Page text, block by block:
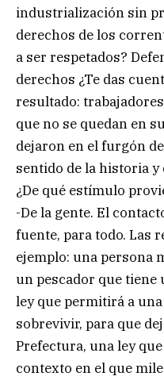
industrialización sin
derechos de los
a ser respetados?
derechos ¿Te das
resultado:
que no se quedan en
dejaron en el furgón
sentido de la historia y
¿De qué estímulo
-De la gente. El
fuente, para todo. Las
ejemplo: una persona
un pescador que tiene
ley que permitirá a
sobrevivir, para que
Prefectura, una ley
contexto en el que